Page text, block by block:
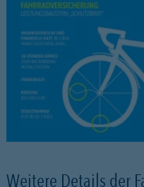
Weitere Details der